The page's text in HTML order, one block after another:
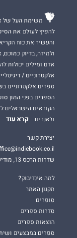
משימת העל של
להפיץ לעולם את
והעשיר את כוח
ולמידה, בדיוק
אדם ומילים יכולות
אלקטרוניים /
ספרים אלקטרוניים
הספרים בפני המון
הקוראים הישראלים
וז'אנרים.
קרא עוד
יצירת קשר
שדרות הרכס 13, מודיעין
למה אינדיבוק?
תקנון האתר
סופרים
סדרות ספרים
הוצאות ספרים
ספרים במבצעים